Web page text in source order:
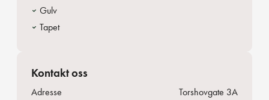
Gulv
Tapet
Kontakt oss
Adresse
Torshovgate 3A